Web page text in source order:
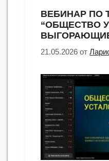
ВЕБИНАР ПО
“ОБЩЕСТВО
21.05.2026 от